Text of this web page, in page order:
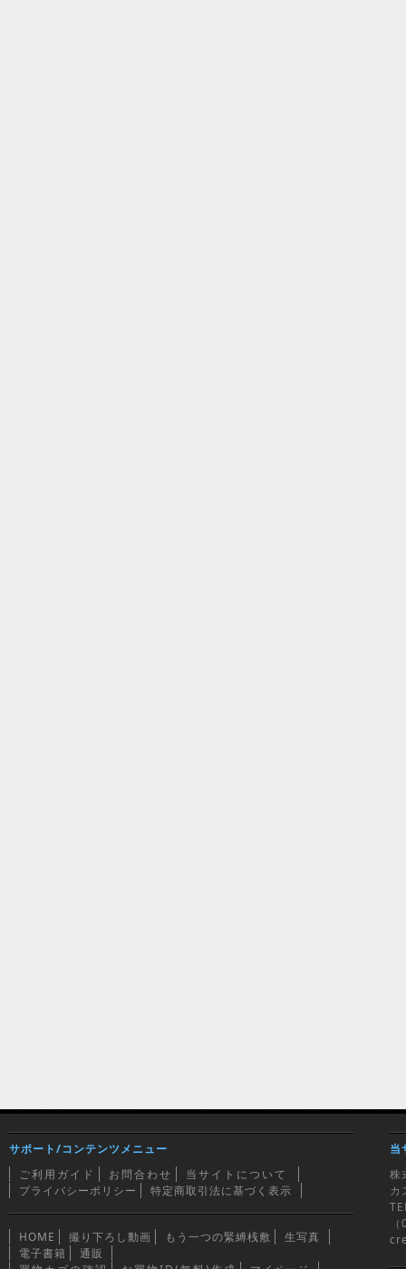
サポート/コンテンツメニュー
ご利用ガイド
お問合わせ
当サイトについて
プライバシーポリシー
特定商取引法に基づく表示
HOME 撮り下ろし動画 もう一つの緊縛桟敷
生写真
電子書籍
通販
当
株
カ